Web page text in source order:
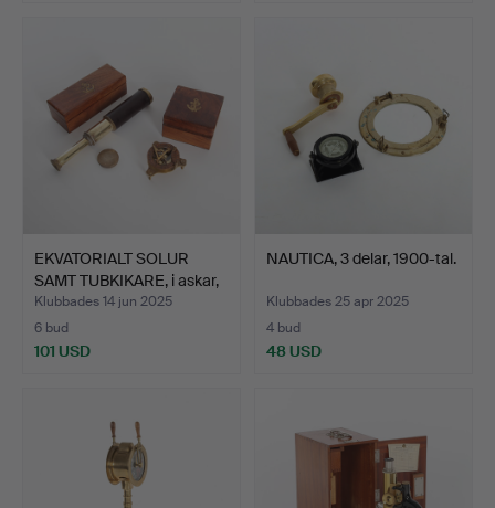
EKVATORIALT SOLUR
SAMT TUBKIKARE, i askar,
…
Klubbades 14 jun 2025
6 bud
101 USD
NAUTICA, 3 delar, 1900-tal.
Klubbades 25 apr 2025
4 bud
48 USD